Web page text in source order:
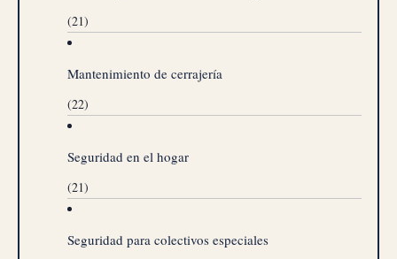
(21)
Mantenimiento de cerrajería
(22)
Seguridad en el hogar
(21)
Seguridad para colectivos especiales